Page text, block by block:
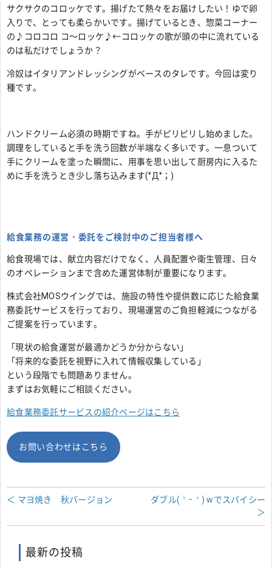
サクサクのコロッケです。揚げたて熱々をお届けしたい！ゆで卵
入りで、とっても柔らかいです。揚げているとき、惣菜コーナー
の♪コロコロ コ～ロッケ♪←コロッケの歌が頭の中に流れている
のは私だけでしょうか？
冷奴はイタリアンドレッシングがベースのタレです。今回は変り
種です。
ハンドクリーム必須の時期ですね。手がピリピリし始めました。
調理をしていると手を洗う回数が半端なく多いです。一息ついて
手にクリームを塗った瞬間に、用事を思い出して厨房内に入るた
めに手を洗うとき少し落ち込みます(°Д°；)
給食業務の運営・委託をご検討中のご担当者様へ
給食現場では、献立内容だけでなく、人員配置や衛生管理、日々
のオペレーションまで含めた運営体制が重要になります。
株式会社MOSウイングでは、施設の特性や提供数に応じた給食業
務委託サービスを行っており、現場運営のご負担軽減につながる
ご提案を行っています。
「現状の給食運営が最適かどうか分からない」
「将来的な委託を視野に入れて情報収集している」
という段階でも問題ありません。
まずはお気軽にご相談ください。
給食業務委託サービスの紹介ページはこちら
お問い合わせはこちら
ダブル(＇ｰ＇) wでスパイシー
＞
＜ マヨ焼き 秋バージョン
最新の投稿